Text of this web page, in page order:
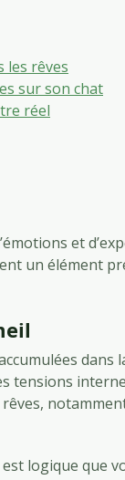
les rêves
sur son chat
réel
et
un élément
dans
tensions
logique que